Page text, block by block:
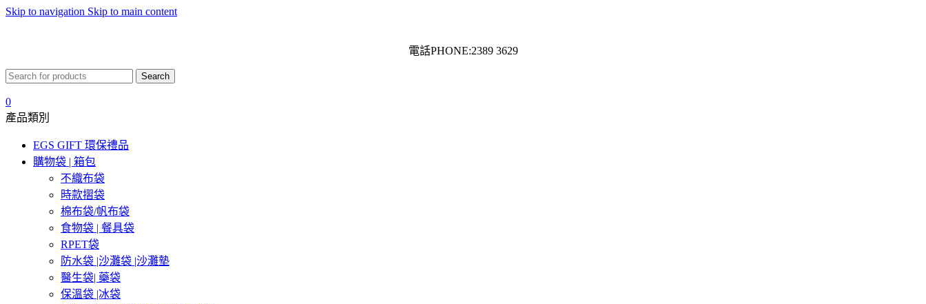
Skip to navigation Skip to main content
電話PHONE:2389 3629
Search
0
產品類別
EGS GIFT 環保禮品
購物袋 | 箱包
不織布袋
時款摺袋
棉布袋/帆布袋
食物袋 | 餐具袋
RPET袋
防水袋 |沙灘袋 |沙灘墊
醫生袋| 藥袋
保溫袋 |冰袋